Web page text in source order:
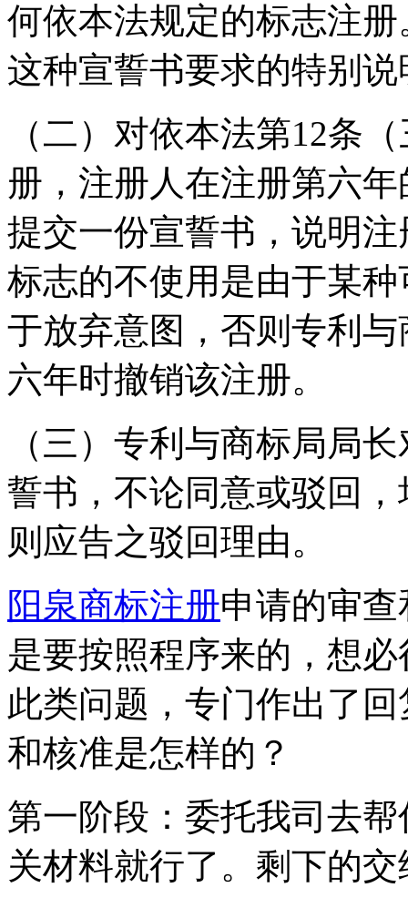
何依本法规定的标志注
这种宣誓书要求的特别说
（二）对依本法第12条
册，注册人在注册第六
提交一份宣誓书，说明
标志的不使用是由于某
于放弃意图，否则专利
六年时撤销该注册。
（三）专利与商标局局
誓书，不论同意或驳回
则应告之驳回理由。
阳泉商标注册申请的审
是要按照程序来的，想
此类问题，专门作出了
和核准是怎样的？
第一阶段：委托我司去
关材料就行了。剩下的